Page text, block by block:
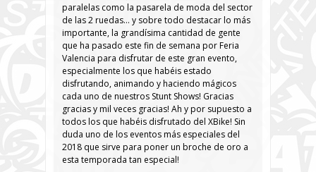
paralelas como la pasarela de moda del sector
de las 2 ruedas… y sobre todo destacar lo más
importante, la grandísima cantidad de gente
que ha pasado este fin de semana por Feria
Valencia para disfrutar de este gran evento,
especialmente los que habéis estado
disfrutando, animando y haciendo mágicos
cada uno de nuestros Stunt Shows! Gracias
gracias y mil veces gracias! Ah y por supuesto a
todos los que habéis disfrutado del XBike! Sin
duda uno de los eventos más especiales del
2018 que sirve para poner un broche de oro a
esta temporada tan especial!